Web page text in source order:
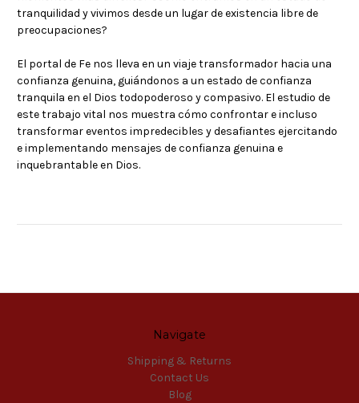
tranquilidad y vivimos desde un lugar de existencia libre de
preocupaciones?
El portal de Fe nos lleva en un viaje transformador hacia una
confianza genuina, guiándonos a un estado de confianza
tranquila en el Dios todopoderoso y compasivo. El estudio de
este trabajo vital nos muestra cómo confrontar e incluso
transformar eventos impredecibles y desafiantes ejercitando
e implementando mensajes de confianza genuina e
inquebrantable en Dios.
Navigate
Shipping & Returns
Contact Us
Blog